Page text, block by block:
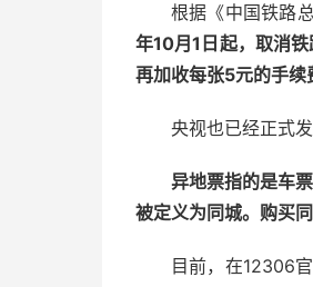
根据《中国铁路
年10月1日起，取消
再加收每张5元的手续
央视也已经正式
异地票指的是车
被定义为同城。购买
目前，在12306